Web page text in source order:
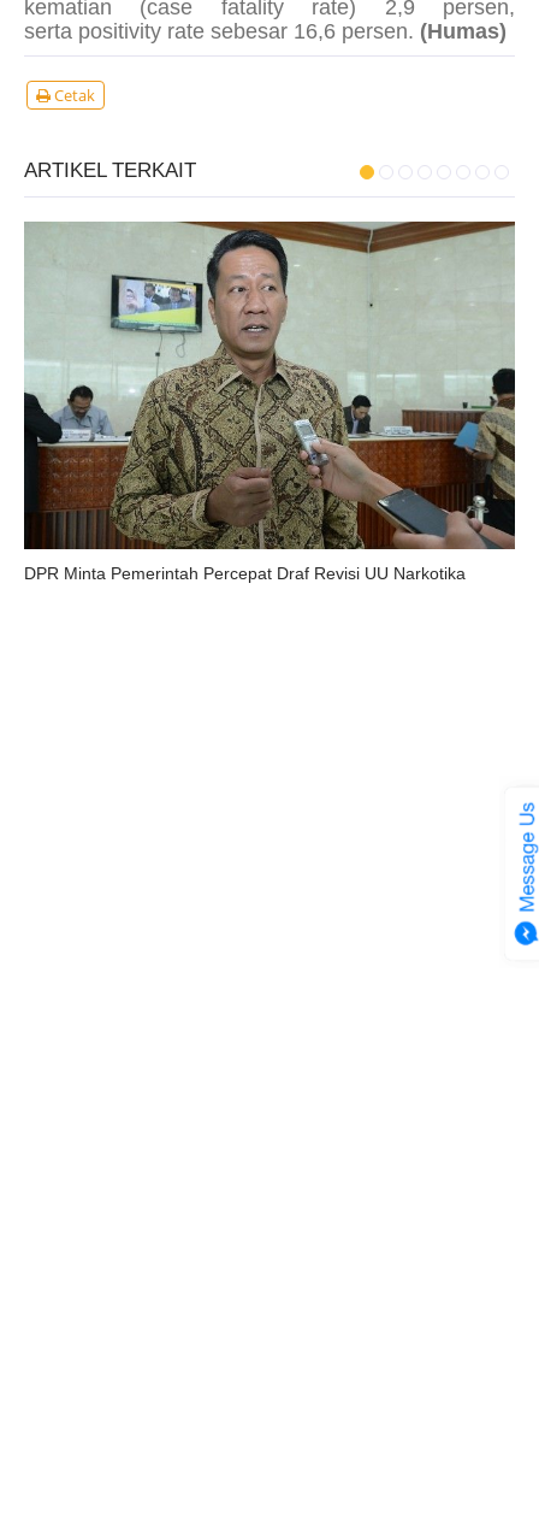
kematian (case fatality rate) 2,9 persen,
serta positivity rate sebesar 16,6 persen. (Humas)
Cetak
ARTIKEL TERKAIT
DPR Minta Pemerintah Percepat Draf Revisi UU Narkotika